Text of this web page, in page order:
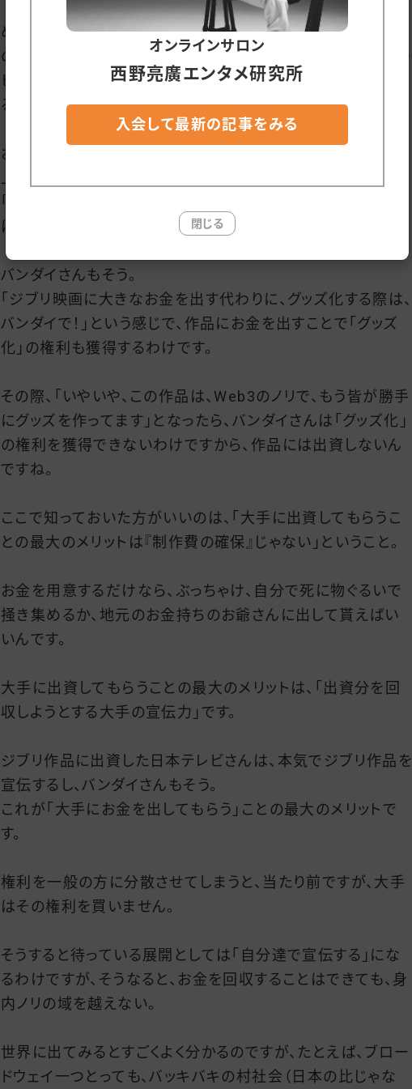
めちゃくちゃイメージしやすいところで言うと…たとえば日本
の映画だと「製作委員会」という形で、いろんな企業（日本テレ
ビさんとか、バンダイさんとか）がお金を出し合って作ったりす
るんです。
お金を出した日本テレビさんの取り分は何かというと、「売り
「ジブリ映画に大きなお金を出す代わりに、テレビ放送する際
は、日本テレビで！」という約束をするわけです。
バンダイさんもそう。
「ジブリ映画に大きなお金を出す代わりに、グッズ化する際は、
バンダイで！」という感じで、作品にお金を出すことで「グッズ
化」の権利も獲得するわけです。
その際、「いやいや、この作品は、Web3のノリで、もう皆が勝手
にグッズを作ってます」となったら、バンダイさんは「グッズ化」
の権利を獲得できないわけですから、作品には出資しないん
ですね。
ここで知っておいた方がいいのは、「大手に出資してもらうこ
との最大のメリットは『制作費の確保』じゃない」ということ。
お金を用意するだけなら、ぶっちゃけ、自分で死に物ぐるいで
掻き集めるか、地元のお金持ちのお爺さんに出して貰えばい
いんです。
大手に出資してもらうことの最大のメリットは、「出資分を回
収しようとする大手の宣伝力」です。
ジブリ作品に出資した日本テレビさんは、本気でジブリ作品を
宣伝するし、バンダイさんもそう。
これが「大手にお金を出してもらう」ことの最大のメリットで
す。
権利を一般の方に分散させてしまうと、当たり前ですが、大手
はその権利を買いません。
そうすると待っている展開としては「自分達で宣伝する」にな
るわけですが、そうなると、お金を回収することはできても、身
内ノリの域を越えない。
世界に出てみるとすごくよく分かるのですが、たとえば、ブロー
ドウェイ一つとっても、バッキバキの村社会（日本の比じゃな
オンラインサロン
西野亮廣エンタメ研究所
入会して最新の記事をみる
閉じる